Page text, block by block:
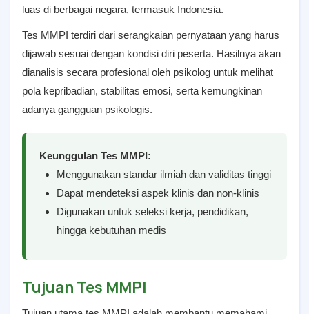
luas di berbagai negara, termasuk Indonesia.
Tes MMPI terdiri dari serangkaian pernyataan yang harus
dijawab sesuai dengan kondisi diri peserta. Hasilnya akan
dianalisis secara profesional oleh psikolog untuk melihat
pola kepribadian, stabilitas emosi, serta kemungkinan
adanya gangguan psikologis.
Keunggulan Tes MMPI:
Menggunakan standar ilmiah dan validitas tinggi
Dapat mendeteksi aspek klinis dan non-klinis
Digunakan untuk seleksi kerja, pendidikan,
hingga kebutuhan medis
Tujuan Tes MMPI